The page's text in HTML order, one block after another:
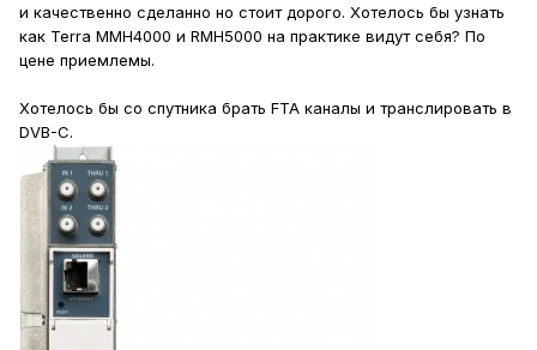
и качественно сделанно но стоит дорого. Хотелось бы узнать
как Terra MMH4000 и RMH5000 на практике видут себя? По
цене приемлемы.
Хотелось бы со спутника брать FTA каналы и транслировать в
DVB-C.